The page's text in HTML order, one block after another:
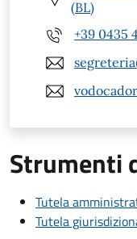
(BL)
+39 0435
Strumenti
Tutela
Tutela